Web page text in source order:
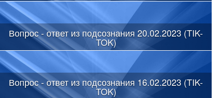
Вопрос - ответ из подсознания 20.02.2023 (TIK-
TOK)
Вопрос - ответ из подсознания 16.02.2023 (TIK-
TOK)